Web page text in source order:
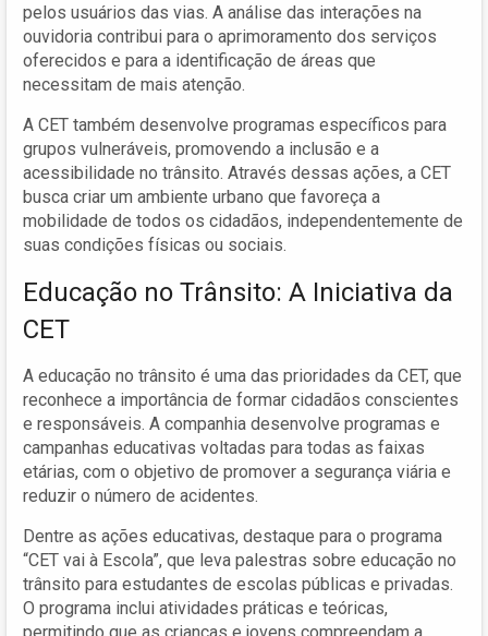
pelos usuários das vias. A análise das interações na
ouvidoria contribui para o aprimoramento dos serviços
oferecidos e para a identificação de áreas que
necessitam de mais atenção.
A CET também desenvolve programas específicos para
grupos vulneráveis, promovendo a inclusão e a
acessibilidade no trânsito. Através dessas ações, a CET
busca criar um ambiente urbano que favoreça a
mobilidade de todos os cidadãos, independentemente de
suas condições físicas ou sociais.
Educação no Trânsito: A Iniciativa da
CET
A educação no trânsito é uma das prioridades da CET, que
reconhece a importância de formar cidadãos conscientes
e responsáveis. A companhia desenvolve programas e
campanhas educativas voltadas para todas as faixas
etárias, com o objetivo de promover a segurança viária e
reduzir o número de acidentes.
Dentre as ações educativas, destaque para o programa
“CET vai à Escola”, que leva palestras sobre educação no
trânsito para estudantes de escolas públicas e privadas.
O programa inclui atividades práticas e teóricas,
permitindo que as crianças e jovens compreendam a